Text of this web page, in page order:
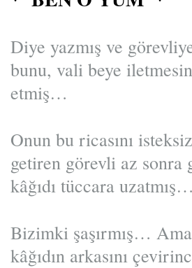
Diye yazmış ve
bunu, vali beye
etmiş…
Onun bu ricasını
getiren görevli az sonra
kâğıdı tüccara uzatmış…
Bizimki şaşırmış… Ama
kâğıdın arkasını